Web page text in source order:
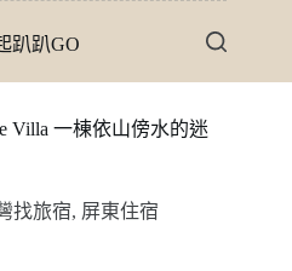
趴趴GO
Villa 一棟依山傍水的迷
找旅宿, 屏東住宿